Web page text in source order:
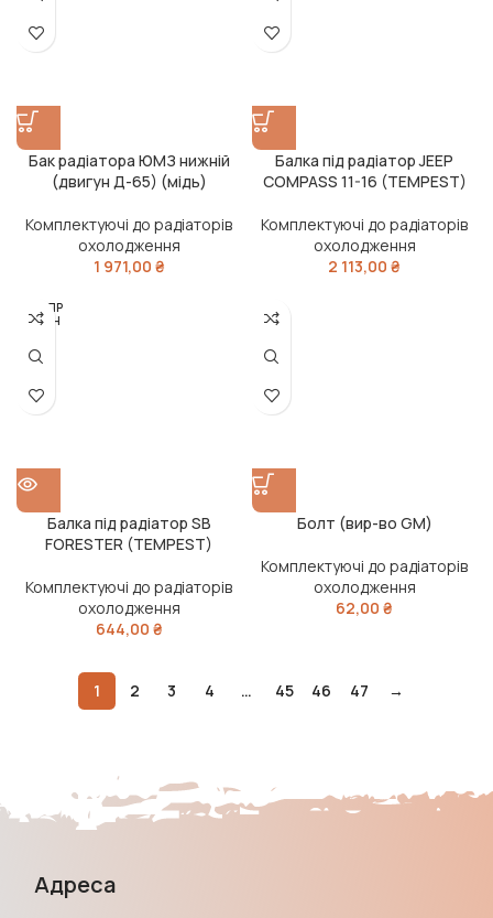
Бак радіатора ЮМЗ нижній
(двигун Д-65) (мідь)
Комплектуючі до радіаторів
охолодження
1 971,00 ₴
Балка під радіатор JEEP
COMPASS 11-16 (TEMPEST)
Комплектуючі до радіаторів
охолодження
2 113,00 ₴
РОЗПР
ОДАН
Балка під радіатор SB
FORESTER (TEMPEST)
Комплектуючі до радіаторів
охолодження
644,00 ₴
Болт (вир-во GM)
Комплектуючі до радіаторів
охолодження
62,00 ₴
1 2 3 4 … 45 46 47 →
Адреса